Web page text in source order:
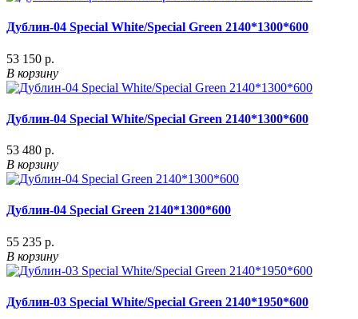
Дублин-04 Special White/Special Green 2140*1300*600
53 150 р.
В корзину
Дублин-04 Special White/Special Green 2140*1300*600
53 480 р.
В корзину
Дублин-04 Special Green 2140*1300*600
55 235 р.
В корзину
Дублин-03 Special White/Special Green 2140*1950*600